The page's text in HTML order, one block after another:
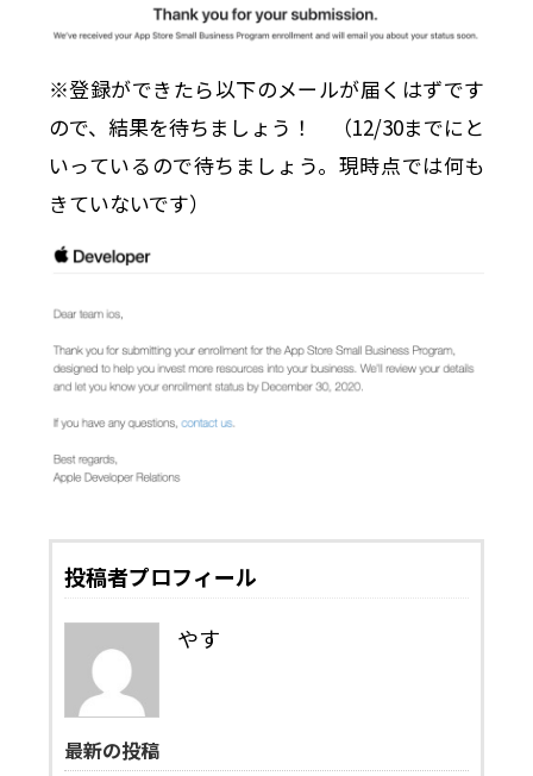
※登録ができたら以下のメールが届くはずです
ので、結果を待ちましょう！ （12/30までにと
いっているので待ちましょう。現時点では何も
きていないです）
投稿者プロフィール
やす
最新の投稿